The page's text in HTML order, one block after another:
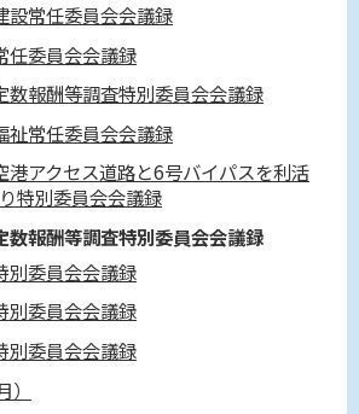
常任委員会会議録
委員会会議録
報酬等調査特別委員会会議録
常任委員会会議録
アクセス道路と6号バイパスを利活
特別委員会会議録
報酬等調査特別委員会会議録
委員会会議録
委員会会議録
委員会会議録